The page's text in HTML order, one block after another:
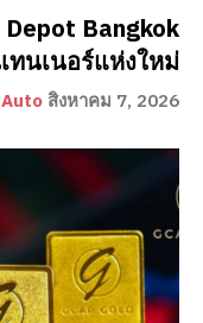
Depot Bangkok
ทนเนอร์แห่งใหม่
สิงหาคม 7, 2026